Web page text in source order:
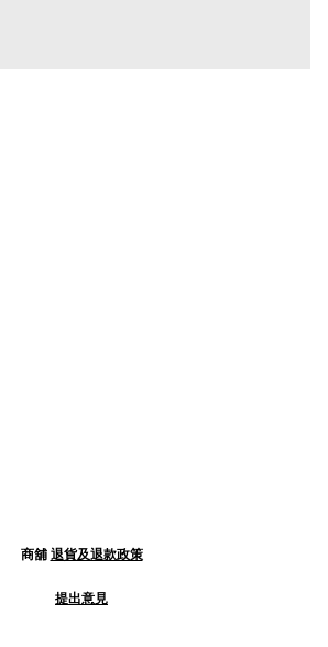
商舖 退貨及退款政策
提出意見